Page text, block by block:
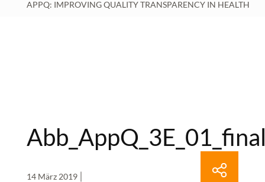
APPQ: IMPROVING QUALITY TRANSPARENCY IN HEALTH
14 März 2019